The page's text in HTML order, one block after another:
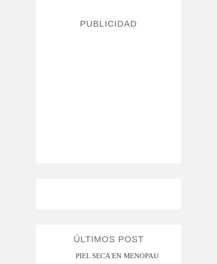
PUBLICIDAD
ÚLTIMOS POST
PIEL SECA EN MENOPAUSIA